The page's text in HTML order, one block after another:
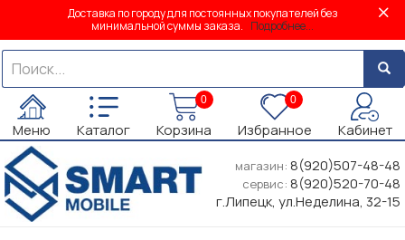
Доставка по городу для постоянных покупателей без
минимальной суммы заказа. Подробнее...
Меню Каталог
0
Корзина
0
Избранное Кабинет
магазин: 8(920)507-48-48
сервис: 8(920)520-70-48
г.Липецк, ул.Неделина, 32-15